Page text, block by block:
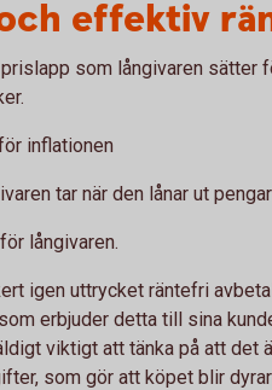
effektiv
prislapp som långivaren sätter
inflationen
tar när den lånar ut
långivaren.
igen uttrycket räntefri
erbjuder detta till sina
viktigt att tänka på att det
som gör att köpet blir